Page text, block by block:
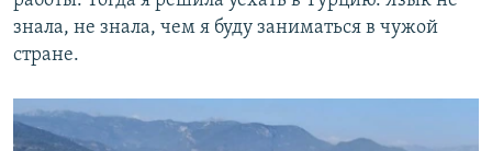
знала, не знала, чем я буду заниматься в чужой
стране.